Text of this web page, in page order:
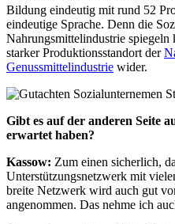
Bildung eindeutig mit rund 52
eindeutige Sprache. Denn die
Nahrungsmittelindustrie
starker Produktionsstandort der
Genussmittelindustrie wider.
Gibt es auf der anderen Seite
erwartet haben?
Kassow: Zum einen sicherlich,
Unterstützungsnetzwerk mit
breite Netzwerk wird auch gut
angenommen. Das nehme ich